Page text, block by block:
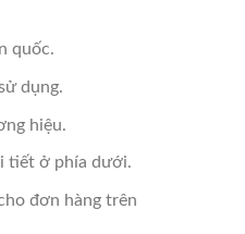
quốc.
dụng.
hiệu.
tiết ở phía dưới.
đơn hàng trên